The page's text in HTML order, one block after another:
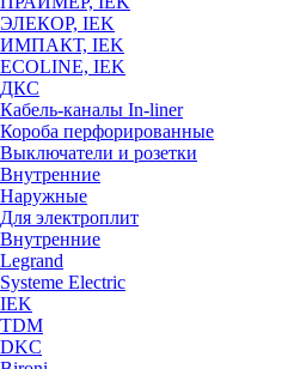
ЭЛЕКОР, IEK
ИМПАКТ, IEK
ECOLINE, IEK
ДКС
Кабель-каналы In-liner
Короба перфорированные
Выключатели и розетки
Внутренние
Наружные
Для электроплит
Внутренние
Legrand
Systeme Electric
IEK
TDM
DKC